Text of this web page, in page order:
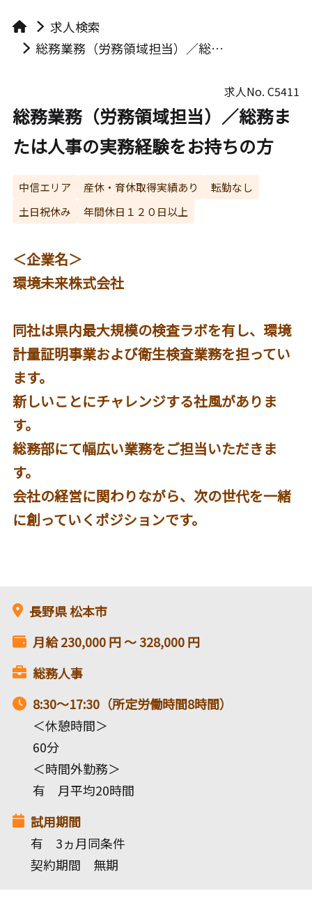
求人検索
総務業務（労務領域担当）／総務または人事の実務経験をお持ちの方
求人No.C5411
総務業務（労務領域担当）／総務ま
たは人事の実務経験をお持ちの方
中信エリア 産休・育休取得実績あり
転勤なし
土日祝休み
年間休日１２０日以上
＜企業名＞
環境未来株式会社
同社は県内最大規模の検査ラボを有し、環境
計量証明事業および衛生検査業務を担ってい
ます。
新しいことにチャレンジする社風がありま
す。
総務部にて幅広い業務をご担当いただきま
す。
会社の経営に関わりながら、次の世代を一緒
に創っていくポジションです。
長野県松本市
月給 230,000 円 〜 328,000円
総務人事
8:30～17:30（所定労働時間8時間）
＜休憩時間＞
60分
＜時間外勤務＞
有 月平均20時間
試用期間
有 3ヵ月同条件
契約期間 無期